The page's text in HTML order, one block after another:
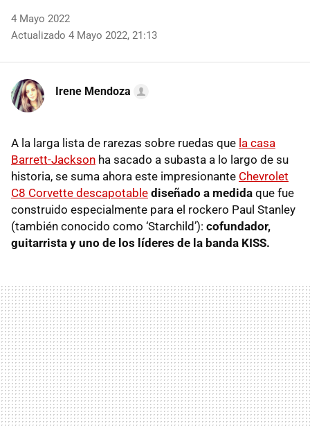
4 Mayo 2022
Actualizado 4 Mayo 2022, 21:13
Irene Mendoza
A la larga lista de rarezas sobre ruedas que la casa
Barrett-Jackson ha sacado a subasta a lo largo de su
historia, se suma ahora este impresionante Chevrolet
C8 Corvette descapotable diseñado a medida que fue
construido especialmente para el rockero Paul Stanley
(también conocido como ‘Starchild’): cofundador,
guitarrista y uno de los líderes de la banda KISS.